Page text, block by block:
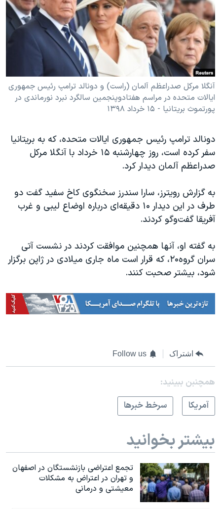
فرهنگ و زندگی
حقوق شهروندی
اقتصادی
علم و فناوری
گالری عکس
آرشیو پخش زنده
مستندها
انتخابات ریاست جمهوری آمریکا ۲۰۲۴
حمله جمهوری اسلامی به اسرائیل
رمز مهسا
اعتراضات زن، زندگی، آزادی
مجموعه مستندهای دادخواهی
تریبونال مردمی آبان ۹۸
دادگاه حمید نوری
چهل سال گروگان‌گیری
قانون شفافیت دارائی کادر رهبری ایران
اعتراضات مردمی آبان ۹۸
اسرائیل در جنگ
نرگس محمدی برنده جایزه نوبل صلح
همایش محافظه‌کاران آمریکا «سی‌پک»
صفحه‌های ویژه
سفر پرزیدنت ترامپ به چین
دنبال کنید
زبانهای مختلف
آنگلا مرکل صدراعظم آلمان (راست) و دونالد ترامپ رئیس جمهوری
ایالات متحده در مراسم هفتادوپنجمین سالگرد نبرد نورماندی در
پورتموث بریتانیا - ۱۵ خرداد ۱۳۹۸
دونالد ترامپ رئیس جمهوری ایالات متحده، که به بریتانیا
سفر کرده است، روز چهارشنبه ۱۵ خرداد با آنگلا مرکل
صدراعظم آلمان دیدار کرد.
به گزارش رویترز، سارا سندرز سخنگوی کاخ سفید گفت دو
طرف در این دیدار ۱۰ دقیقه‌ای درباره اوضاع لیبی و غرب
آفریقا گفت‌وگو کردند.
به گفته او، آنها همچنین موافقت کردند در نشست آتی
سران گروه۲۰، که قرار است ماه جاری میلادی در ژاپن برگزار
شود، بیشتر صحبت کنند.
اشتراک Follow us
همچنبن ببینید:
آمريکا
سرخط خبرها
بیشتر بخوانید
تجمع اعتراضی بازنشستگان در اصفهان
و تهران در اعتراض به مشکلات
معیشتی و درمانی